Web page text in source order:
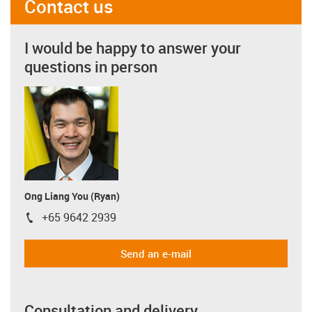
Contact us
I would be happy to answer your
questions in person
Ong Liang You (Ryan)
igus-icon-phone
+65 9642 2939
Send an e-mail